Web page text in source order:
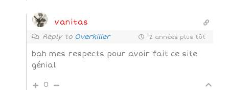
vanitas
Reply to Overkiller 2 années plus tôt
bah mes respects pour avoir fait ce site
génial
0